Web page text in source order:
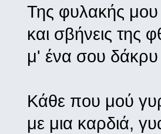
Της φυλακής μου
και σβήνεις της
μ' ένα σου
Κάθε που μού
με μια καρδιά,